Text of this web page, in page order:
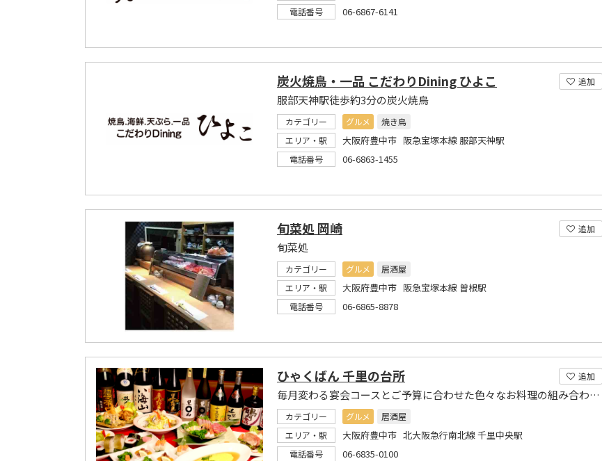
電話番号 06-6867-6141
追加
炭火焼鳥・一品 こだわりDining ひよこ
服部天神駅徒歩約3分の炭火焼鳥
カテゴリー グルメ
焼き鳥
エリア・駅
大阪府豊中市 阪急宝塚本線 服部天神駅
電話番号 06-6863-1455
追加
旬菜処 岡崎
旬菜処
カテゴリー グルメ
居酒屋
エリア・駅
大阪府豊中市 阪急宝塚本線 曽根駅
電話番号 06-6865-8878
追加
ひゃくばん 千里の台所
毎月変わる宴会コースとご予算に合わせた色々なお料理の組み合わせもご相談させて頂いております
カテゴリー グルメ
居酒屋
エリア・駅
大阪府豊中市 北大阪急行南北線 千里中央駅
電話番号 06-6835-0100